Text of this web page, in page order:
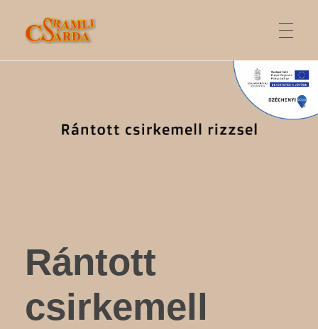
SRAMLI CSÁRDA
ONLINE RENDELÉS
ÉTLAP
ITALLAP
Rántott
csirkemell